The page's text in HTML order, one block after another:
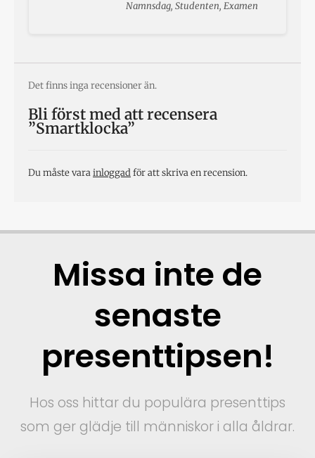
Namnsdag, Studenten, Examen
Det finns inga recensioner än.
Bli först med att recensera
”Smartklocka”
Du måste varainloggadför att skriva en recension.
Missa inte de
senaste
presenttipsen!
Hos oss hittar du populära presenttips
som ger glädje till människor i alla åldrar.